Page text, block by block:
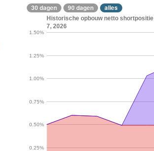
30 dagen 90 dagen alles
Historische opbouw netto
7, 2026
0.25%
0.50%
0.75%
1.00%
1.25%
1.50%